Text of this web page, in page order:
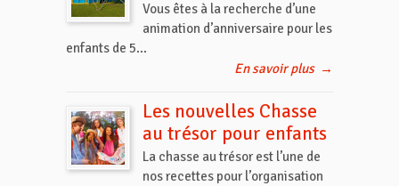
Vous êtes à la recherche d’une
animation d’anniversaire pour les
enfants de 5...
En savoir plus →
Les nouvelles Chasse
au trésor pour enfants
La chasse au trésor est l’une de
nos recettes pour l’organisation